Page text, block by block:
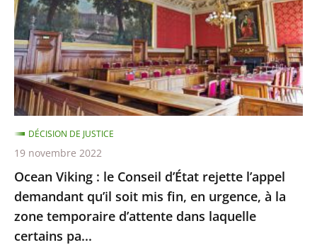
Conseil
d’État
rejette
l’appel
demandant
qu’il
soit
mis
fin,
en
Ocean Viking : le Conseil d’État rejette l’appel
demandant qu’il soit mis fin, en urgence, à la
zone temporaire d’attente dans laquelle
certains pa...
DÉCISION DE JUSTICE
19 novembre 2022